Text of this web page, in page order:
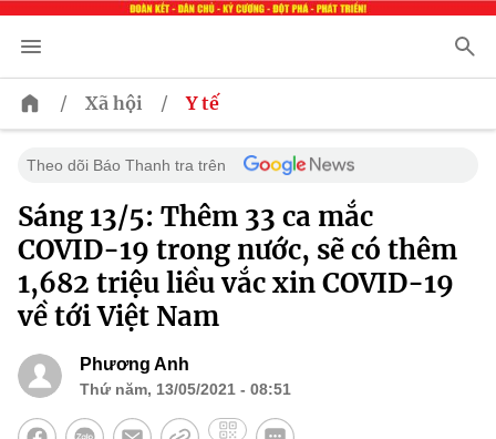
/ Xã hội / Y tế
Theo dõi Báo Thanh tra trên
Sáng 13/5: Thêm 33 ca mắc
COVID-19 trong nước, sẽ có thêm
1,682 triệu liều vắc xin COVID-19
về tới Việt Nam
Phương Anh
Thứ năm, 13/05/2021 - 08:51